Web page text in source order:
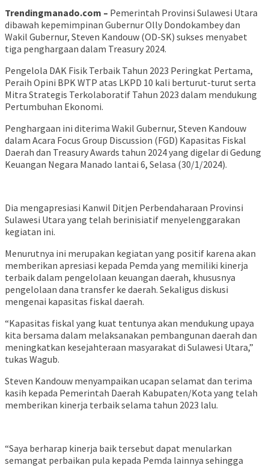
Trendingmanado.com – Pemerintah Provinsi Sulawesi Utara
dibawah kepemimpinan Gubernur Olly Dondokambey dan
Wakil Gubernur, Steven Kandouw (OD-SK) sukses menyabet
tiga penghargaan dalam Treasury 2024.
Pengelola DAK Fisik Terbaik Tahun 2023 Peringkat Pertama,
Peraih Opini BPK WTP atas LKPD 10 kali berturut-turut serta
Mitra Strategis Terkolaboratif Tahun 2023 dalam mendukung
Pertumbuhan Ekonomi.
Penghargaan ini diterima Wakil Gubernur, Steven Kandouw
dalam Acara Focus Group Discussion (FGD) Kapasitas Fiskal
Daerah dan Treasury Awards tahun 2024 yang digelar di Gedung
Keuangan Negara Manado lantai 6, Selasa (30/1/2024).
Dia mengapresiasi Kanwil Ditjen Perbendaharaan Provinsi
Sulawesi Utara yang telah berinisiatif menyelenggarakan
kegiatan ini.
Menurutnya ini merupakan kegiatan yang positif karena akan
memberikan apresiasi kepada Pemda yang memiliki kinerja
terbaik dalam pengelolaan keuangan daerah, khususnya
pengelolaan dana transfer ke daerah. Sekaligus diskusi
mengenai kapasitas fiskal daerah.
“Kapasitas fiskal yang kuat tentunya akan mendukung upaya
kita bersama dalam melaksanakan pembangunan daerah dan
meningkatkan kesejahteraan masyarakat di Sulawesi Utara,”
tukas Wagub.
Steven Kandouw menyampaikan ucapan selamat dan terima
kasih kepada Pemerintah Daerah Kabupaten/Kota yang telah
memberikan kinerja terbaik selama tahun 2023 lalu.
“Saya berharap kinerja baik tersebut dapat menularkan
semangat perbaikan pula kepada Pemda lainnya sehingga